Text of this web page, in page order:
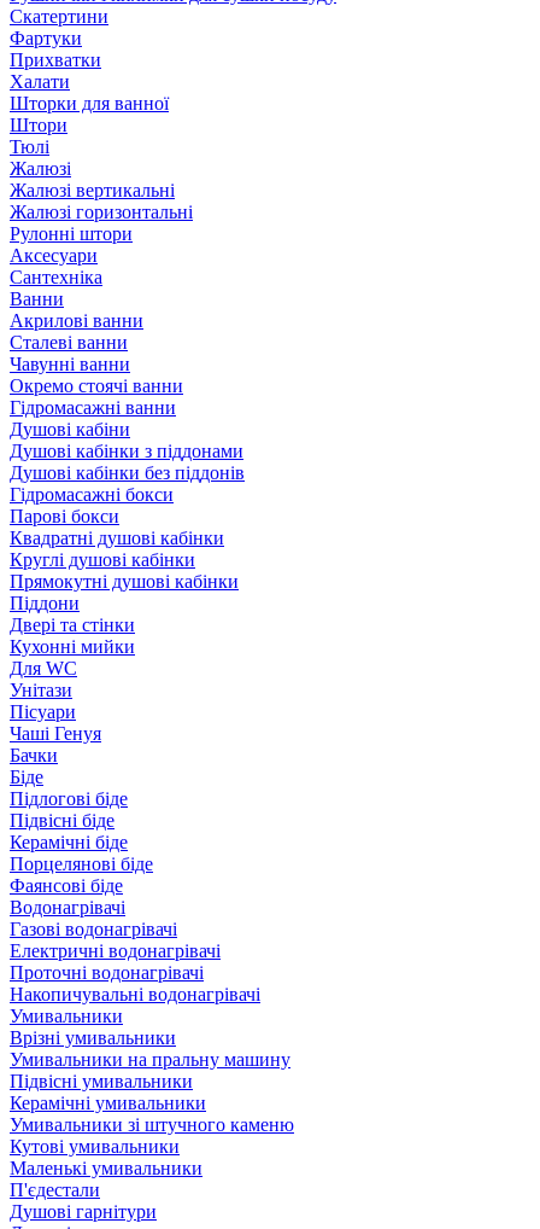
Скатертини
Фартуки
Прихватки
Халати
Шторки для ванної
Штори
Тюлі
Жалюзі
Жалюзі вертикальні
Жалюзі горизонтальні
Рулонні штори
Аксесуари
Сантехніка
Ванни
Акрилові ванни
Сталеві ванни
Чавунні ванни
Окремо стоячі ванни
Гідромасажні ванни
Душові кабіни
Душові кабінки з піддонами
Душові кабінки без піддонів
Гідромасажні бокси
Парові бокси
Квадратні душові кабінки
Круглі душові кабінки
Прямокутні душові кабінки
Піддони
Двері та стінки
Кухонні мийки
Для WC
Унітази
Пісуари
Чаші Генуя
Бачки
Біде
Підлогові біде
Підвісні біде
Керамічні біде
Порцелянові біде
Фаянсові біде
Водонагрівачі
Газові водонагрівачі
Електричні водонагрівачі
Проточні водонагрівачі
Накопичувальні водонагрівачі
Умивальники
Врізні умивальники
Умивальники на пральну машину
Підвісні умивальники
Керамічні умивальники
Умивальники зі штучного каменю
Кутові умивальники
Маленькі умивальники
П'єдестали
Душові гарнітури